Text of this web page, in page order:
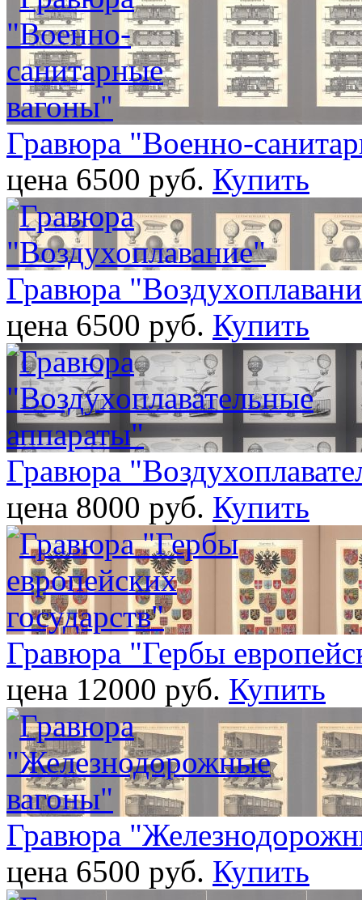
Гравюра "Военно-
цена 6500 pуб. Купить
Гравюра
цена 6500 pуб. Купить
Гравюра
цена 8000 pуб. Купить
Гравюра "Гербы
цена 12000 pуб. Купить
Гравюра
цена 6500 pуб. Купить